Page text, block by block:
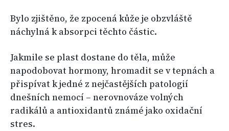
Bylo zjištěno, že zpocená kůže je obzvláště
náchylná k absorpci těchto částic.
Jakmile se plast dostane do těla, může
napodobovat hormony, hromadit se v tepnách a
přispívat k jedné z nejčastějších patologií
dnešních nemocí – nerovnováze volných
radikálů a antioxidantů známé jako oxidační
stres.